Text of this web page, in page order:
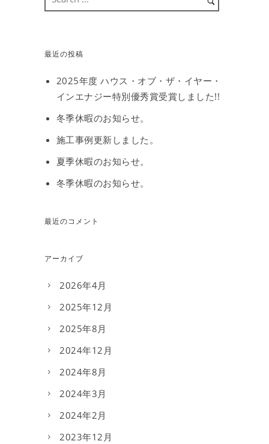
最近の投稿
2025年度 ハウス・オブ・ザ・イヤー・
インエナジー特別優秀賞受賞しました!!
冬季休暇のお知らせ。
施工事例更新しました。
夏季休暇のお知らせ。
冬季休暇のお知らせ。
最近のコメント
アーカイブ
2026年4月
2025年12月
2025年8月
2024年12月
2024年8月
2024年3月
2024年2月
2023年12月